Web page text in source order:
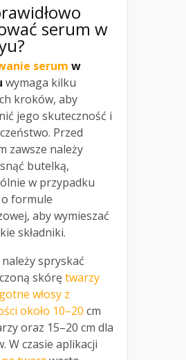
serum w
serum w
wymaga kilku
kroków, aby
jego skuteczność i
Przed
zawsze należy
butelką,
w przypadku
formule
aby wymieszać
składniki.
spryskać
skórętwarzy
włosy z
około 10–20 cm
oraz 15–20 cm dla
W czasie aplikacji